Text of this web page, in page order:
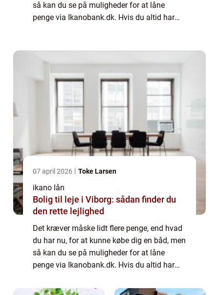
så kan du se på muligheder for at låne
penge via Ikanobank.dk. Hvis du altid har
07 april 2026 Toke Larsen
ikano lån
Bolig til leje i Viborg: sådan finder du
den rette lejlighed
Det kræver måske lidt flere penge, end hvad
du har nu, for at kunne købe dig en båd, men
så kan du se på muligheder for at låne
penge via Ikanobank.dk. Hvis du altid har
guide lige noget for dig. Her kan du f...